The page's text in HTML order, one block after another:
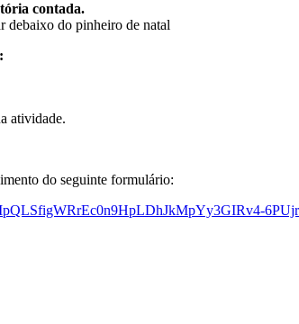
contada.
debaixo do pinheiro de natal
atividade.
do seguinte formulário: